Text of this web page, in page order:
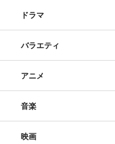
ドラマ
バラエティ
アニメ
音楽
映画